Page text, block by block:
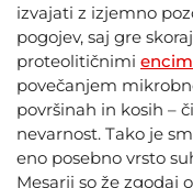
izvajati z izjemno
pogojev, saj gre
proteolitičnimi
povečanjem
površinah in kosih –
nevarnost. Tako je
eno posebno vrsto
Mesarji so že zgodaj